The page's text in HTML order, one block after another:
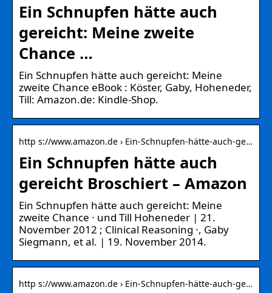
Ein Schnupfen hätte auch
gereicht: Meine zweite
Chance …
Ein Schnupfen hätte auch gereicht: Meine
zweite Chance eBook : Köster, Gaby, Hoheneder,
Till: Amazon.de: Kindle-Shop.
http s://www.amazon.de › Ein-Schnupfen-hätte-auch-ge…
Ein Schnupfen hätte auch
gereicht Broschiert – Amazon
Ein Schnupfen hätte auch gereicht: Meine
zweite Chance · und Till Hoheneder | 21.
November 2012 ; Clinical Reasoning ·, Gaby
Siegmann, et al. | 19. November 2014.
http s://www.amazon.de › Ein-Schnupfen-hätte-auch-ge…